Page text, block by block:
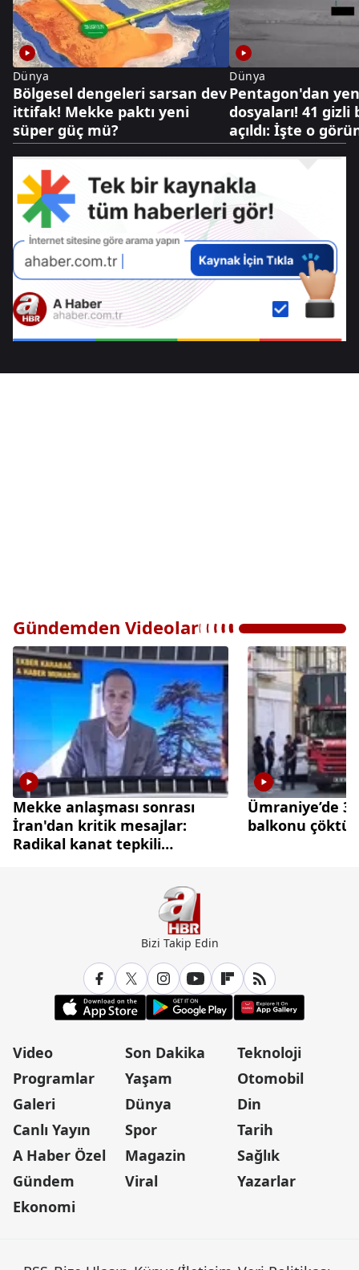
Dünya
Bölgesel dengeleri sarsan dev
ittifak! Mekke paktı yeni
süper güç mü?
Dünya
Pentagon'dan
dosyaları! 41 gizli
açıldı: İşte o
Gündemden Videolar
Mekke anlaşması sonrası
İran'dan kritik mesajlar:
Radikal kanat tepkili
Ümraniye’de 3
balkonu çöktü
Bizi Takip Edin
Video
Programlar
Galeri
Canlı Yayın
A Haber Özel
Gündem
Ekonomi
Son Dakika
Yaşam
Dünya
Spor
Magazin
Viral
Teknoloji
Otomobil
Din
Tarih
Sağlık
Yazarlar